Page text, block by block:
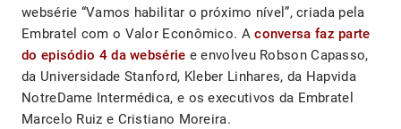
websérie “Vamos habilitar o próximo nível”, criada pela
Embratel com o Valor Econômico. Aconversa faz parte
do episódio 4 da websérie e envolveu Robson Capasso,
da Universidade Stanford, Kleber Linhares, da Hapvida
NotreDame Intermédica, e os executivos da Embratel
Marcelo Ruiz e Cristiano Moreira.